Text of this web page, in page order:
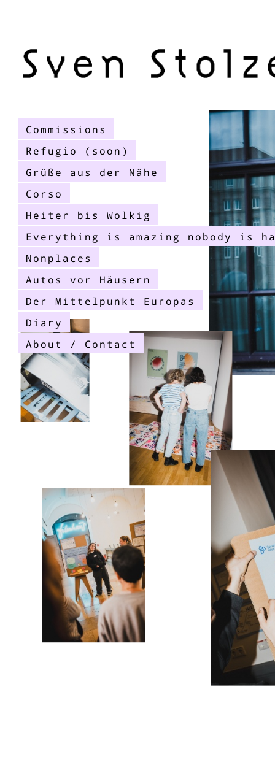
Commissions
Refugio (soon)
Grüße aus der Nähe
Corso
Heiter bis Wolkig
Everything is amazing nobody is
Nonplaces
Autos vor Häusern
Der Mittelpunkt Europas
Diary
About / Contact